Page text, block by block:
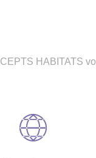
HABITATS